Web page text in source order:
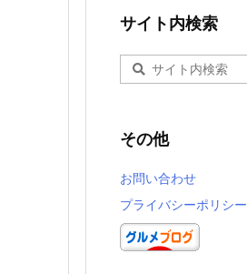
サイト内検索
その他
お問い合わせ
プライバシーポリシー